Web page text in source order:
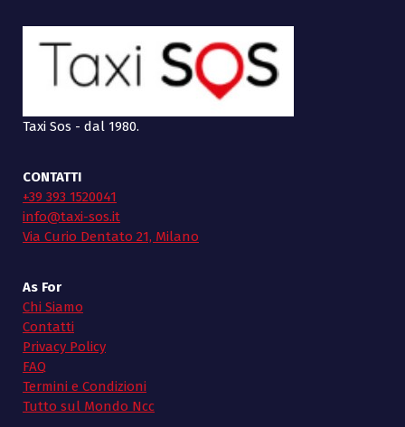
Taxi Sos - dal 1980.
CONTATTI
+39 393 1520041
info@taxi-sos.it
Via Curio Dentato 21, Milano
As For
Chi Siamo
Contatti
Privacy Policy
FAQ
Termini e Condizioni
Tutto sul Mondo Ncc